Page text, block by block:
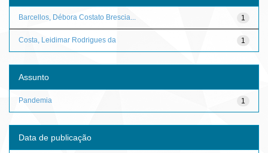
1
Barcellos, Débora Costato Brescia...
1
Costa, Leidimar Rodrigues da
Assunto
1
Pandemia
Data de publicação